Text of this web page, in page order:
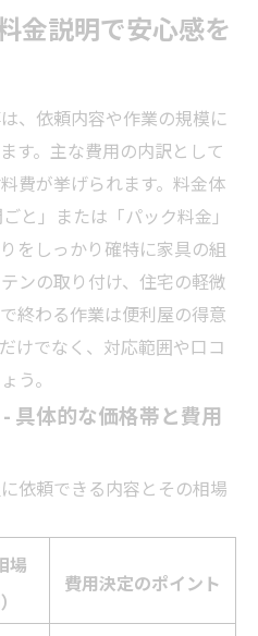
金説明で安心感を
、依頼内容や作業の規模に
す。主な費用の内訳として
費が挙げられます。料金体
と」または「パック料金」
をしっかり確特に家具の組
ンの取り付け、住宅の軽微
終わる作業は便利屋の得意
けでなく、対応範囲や口コ
う。
具体的な価格帯と費用
依頼できる内容とその相場
場
費用決定のポイント